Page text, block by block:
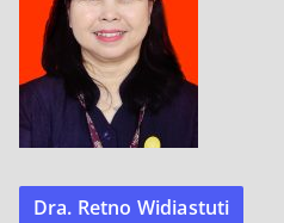
Dra. Retno Widiastuti